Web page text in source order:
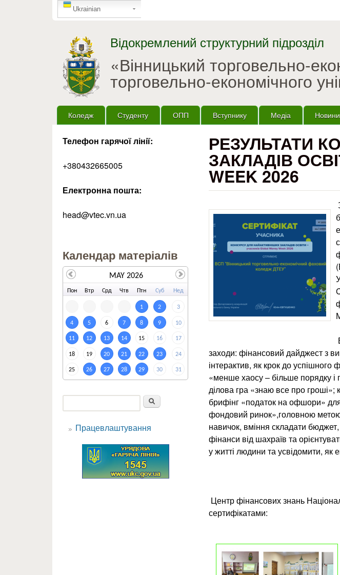
GTranslate
Ukrainian
Відокремлений структурний підрозділ
«Вінницький торговельно-
торговельно-економічного
Головне меню
Коледж Студенту ОПП Вступнику Медіа Новини
РЕЗУЛЬТАТИ
ЗАКЛАДІВ
WEEK 2026
заходи: фінансовий дайджест з
інтерактив, як крок до успішного
«менше хаосу – більше порядку і
ділова гра «знаю все про гроші»;
брифінг «податок на офшори» для
фондовий ринок»,головною
навичок, вміння складати
фінанси від шахраїв та
у житті людини та усвідомити, як
Центр фінансових знань
сертифікатами:
Телефон гарячої лінії:
+380432665005
Електронна пошта:
head@vtec.vn.ua
Календар матеріалів
Пон Втр Срд Чтв Птн Суб Нед
1 2 3
4 5 6 7 8 9 10
11 12 13 14 15 16 17
18 19 20 21 22 23 24
25 26 27 28 29 30 31
MAY 2026
Пошукова форма
Працевлаштування